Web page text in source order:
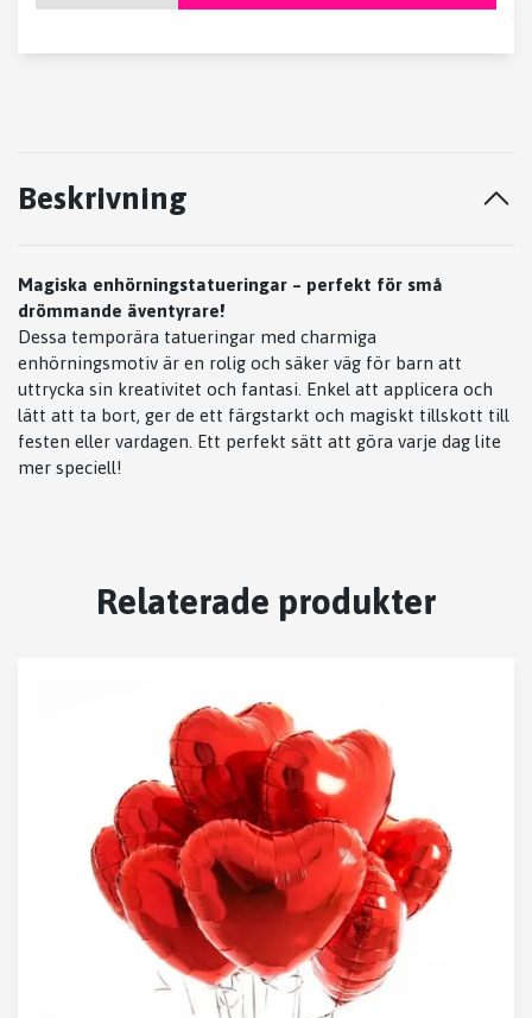
Beskrivning
Magiska enhörningstatueringar – perfekt för små
drömmande äventyrare!
Dessa temporära tatueringar med charmiga
enhörningsmotiv är en rolig och säker väg för barn att
uttrycka sin kreativitet och fantasi. Enkel att applicera och
lätt att ta bort, ger de ett färgstarkt och magiskt tillskott till
festen eller vardagen. Ett perfekt sätt att göra varje dag lite
mer speciell!
Relaterade produkter